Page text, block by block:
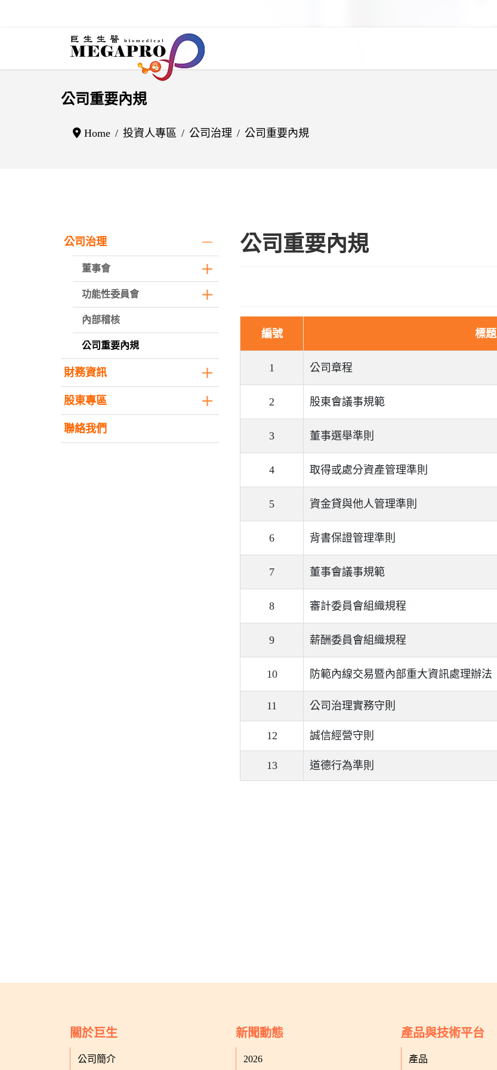
公司重要內規
Home 投資人專區 公司治理 公司重要內規
公司治理
董事會
功能性委員會
內部稽核
公司重要內規
財務資訊
股東專區
聯絡我們
公司重要內規
編號 標題
1 公司章程
2 股東會議事規範
3 董事選舉準則
4 取得或處分資產管理準則
5 資金貸與他人管理準則
6 背書保證管理準則
7 董事會議事規範
8 審計委員會組織規程
9 薪酬委員會組織規程
10 防範內線交易暨內部重大資訊處理辦法
11 公司治理實務守則
12 誠信經營守則
13 道德行為準則
關於巨生
公司簡介
新聞動態
2026
產品與技術平台
產品